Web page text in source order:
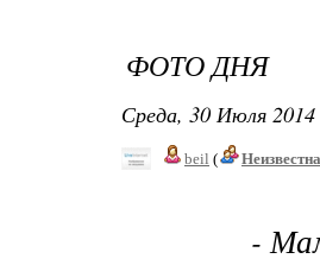
ФОТО ДНЯ
Среда, 30 Июля
beil (
-